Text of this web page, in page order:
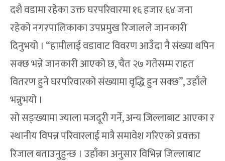
दशै वडामा रहेका उक्त घरपरिवारमा १६ हजार ६४ जना
रहेको नगरपालिकाका उपप्रमुख रिजालले जानकारी
दिनुभयो । “हामीलाई वडावाट विवरण आउँदा नै संख्या थपिन
सक्छ भन्ने जानकारी आएको छ, चैत २७ गतेसम्म राहत
वितरण हुने घरपरिवारको संख्यामा वृद्धि हुन सक्छ”, उहाँले
भन्नुभयो ।
सो सङ्ख्यामा ज्याला मजदूरी गर्ने, अन्य जिल्लाबाट आएका र
स्थानीय विपन्न परिवारलाई मात्रै समावेश गरिएको प्रवक्ता
रिजाल बताउनुहुन्छ । उहाँका अनुसार विभिन्न जिल्लाबाट